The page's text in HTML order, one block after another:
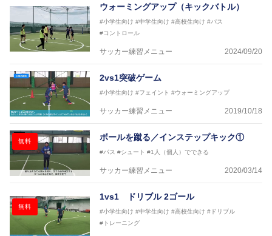
ウォーミングアップ（キックバトル）
#小学生向け #中学生向け #高校生向け #パス
#コントロール
サッカー練習メニュー 2024/09/20
2vs1突破ゲーム
#小学生向け #フェイント #ウォーミングアップ
サッカー練習メニュー 2019/10/18
無料 ボールを蹴る／インステップキック①
#パス #シュート #1人（個人）でできる
サッカー練習メニュー 2020/03/14
無料
1vs1 ドリブル 2ゴール
#小学生向け #中学生向け #高校生向け #ドリブル
#トレーニング